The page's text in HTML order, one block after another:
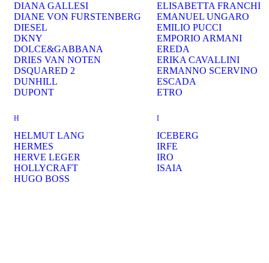
DIANA GALLESI
DIANE VON FURSTENBERG
DIESEL
DKNY
DOLCE&GABBANA
DRIES VAN NOTEN
DSQUARED 2
DUNHILL
DUPONT
ELISABETTA FRANCHI
EMANUEL UNGARO
EMILIO PUCCI
EMPORIO ARMANI
EREDA
ERIKA CAVALLINI
ERMANNO SCERVINO
ESCADA
ETRO
H
HELMUT LANG
HERMES
HERVE LEGER
HOLLYCRAFT
HUGO BOSS
I
ICEBERG
IRFE
IRO
ISAIA